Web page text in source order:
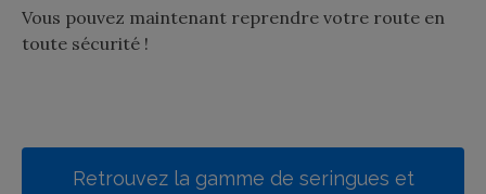
Vous pouvez maintenant reprendre votre route en
toute sécurité !
Retrouvez la gamme de seringues et